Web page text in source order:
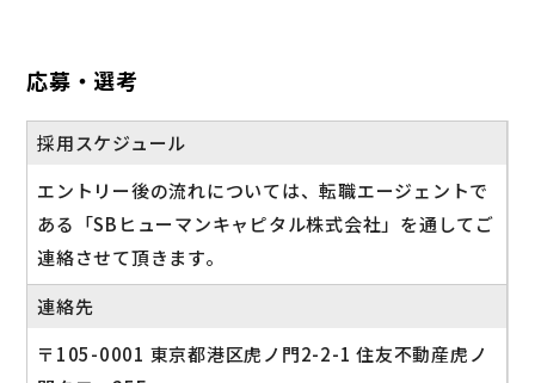
応募・選考
採用スケジュール
エントリー後の流れについては、転職エージェントで
ある「SBヒューマンキャピタル株式会社」を通してご
連絡させて頂きます。
連絡先
〒105-0001 東京都港区虎ノ門2-2-1 住友不動産虎ノ